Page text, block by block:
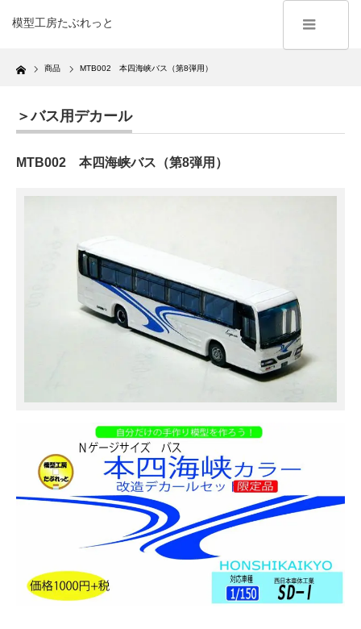
模型工房たぶれっと
Home 商品 MTB002 本四海峡バス（第8弾用）
＞バス用デカール
MTB002 本四海峡バス（第8弾用）